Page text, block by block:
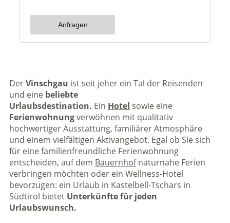
DerVinschgau ist seit jeher ein Tal der Reisenden
und eine beliebte
Urlaubsdestination. Ein Hotel sowie eine
Ferienwohnungverwöhnen mit qualitativ
hochwertiger Ausstattung, familiärer Atmosphäre
und einem vielfältigen Aktivangebot. Egal ob Sie sich
für eine familienfreundliche Ferienwohnung
entscheiden, auf dem Bauernhofnaturnahe Ferien
verbringen möchten oder ein Wellness-Hotel
bevorzugen: ein Urlaub in Kastelbell-Tschars in
Südtirol bietet Unterkünfte für jeden
Urlaubswunsch.